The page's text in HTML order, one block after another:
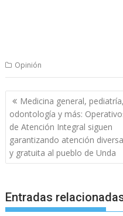
Opinión
Navegación
de
entradas
Medicina general, pediatría,
odontología y más:
de Atención Integral siguen
garantizando atención diversa
y gratuita al pueblo de Unda
Entradas